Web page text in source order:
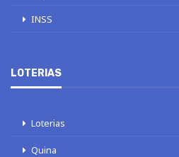
INSS
LOTERIAS
Loterias
Quina